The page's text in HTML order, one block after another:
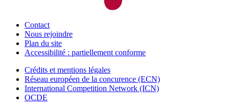
Contact
Nous rejoindre
Plan du site
Accessibilité : partiellement conforme
Crédits et mentions légales
Réseau européen de la concurence (ECN)
International Competition Network (ICN)
OCDE